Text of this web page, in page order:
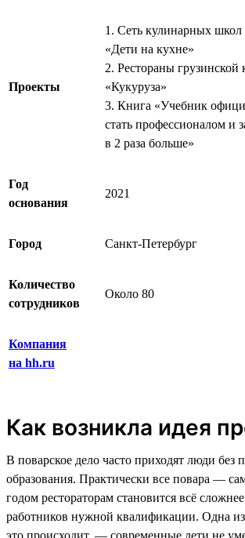
Проекты
1. Сеть кулинарных школ
«Дети на кухне»
2. Рестораны грузинской
«Кукуруза»
3. Книга «Учебник
стать профессионалом и
в 2 раза больше»
Год
основания
2021
Город Санкт-Петербург
Количество
сотрудников
Около 80
Компания
на hh.ru
Как возникла идея
В поварское дело часто приходят люди без
образования. Практически все повара —
годом рестораторам становится всё
работников нужной квалификации. Одна
это происходит, — современные дети не